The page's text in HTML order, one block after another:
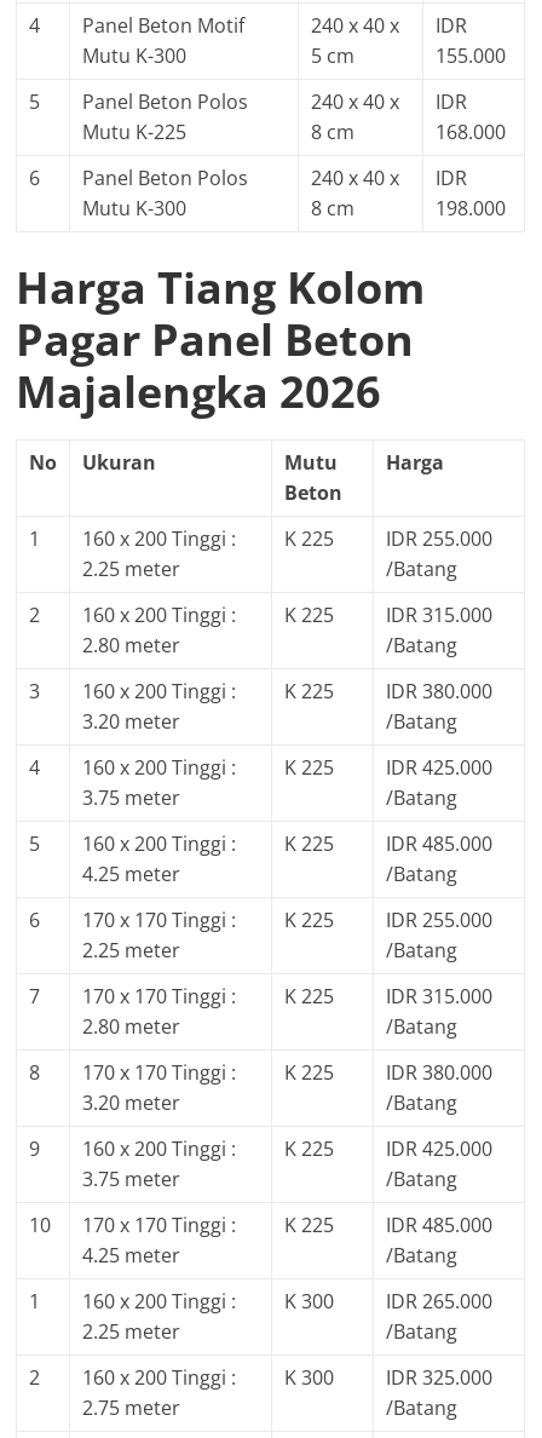
4
Panel Beton Motif
Mutu K-300
240 x 40 x
5 cm
IDR
155.000
5
Panel Beton Polos
Mutu K-225
240 x 40 x
8 cm
IDR
168.000
6
Panel Beton Polos
Mutu K-300
240 x 40 x
8 cm
IDR
198.000
Harga Tiang Kolom
Pagar Panel Beton
Majalengka 2026
No Ukuran
Mutu
Beton
Harga
1
160 x 200 Tinggi :
2.25 meter
K 225
IDR 255.000
/Batang
2
160 x 200 Tinggi :
2.80 meter
K 225
IDR 315.000
/Batang
3
160 x 200 Tinggi :
3.20 meter
K 225
IDR 380.000
/Batang
4
160 x 200 Tinggi :
3.75 meter
K 225
IDR 425.000
/Batang
5
160 x 200 Tinggi :
4.25 meter
K 225
IDR 485.000
/Batang
6
170 x 170 Tinggi :
2.25 meter
K 225
IDR 255.000
/Batang
7
170 x 170 Tinggi :
2.80 meter
K 225
IDR 315.000
/Batang
8
170 x 170 Tinggi :
3.20 meter
K 225
IDR 380.000
/Batang
9
160 x 200 Tinggi :
3.75 meter
K 225
IDR 425.000
/Batang
10
170 x 170 Tinggi :
4.25 meter
K 225
IDR 485.000
/Batang
1
160 x 200 Tinggi :
2.25 meter
K 300
IDR 265.000
/Batang
2
160 x 200 Tinggi :
2.75 meter
K 300
IDR 325.000
/Batang